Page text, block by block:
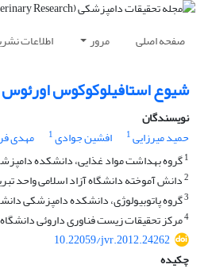
صفحه اصلی مرور اطلاعات
شیوع استافیلوکوکوس اورئوس
نویسندگان
حمید میرزایی1 افشین جوادی1 مهدی
1گروه بهداشت مواد غذایی، دانشکده
2دانش آموخته دانشگاه آزاد اسلامی واحد
3گروه پاتوبیولوژی، دانشکده دامپزشکی
4مرکز تحقیقات زیست فناوری داروئی
10.22059/jvr.2012.24262
چکیده